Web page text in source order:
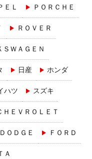
ＥＬ ＰＯＲＣＨＥ
ＲＯＶＥＲ
ＳＷＡＧＥＮ
日産 ホンダ
ハツ スズキ
ＨＥＶＲＯＬＥＴ
ＤＯＤＧＥ ＦＯＲＤ
Ａ